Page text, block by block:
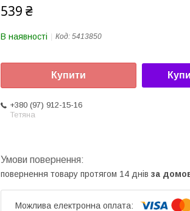
539 ₴
В наявності Код: 5413850
Купити
+380 (97) 912-15-16
Тетяна
повернення товару протягом 14 днів за